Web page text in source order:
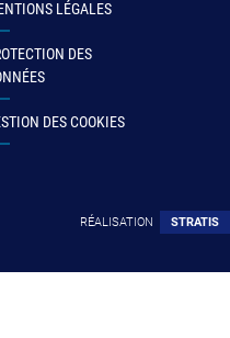
LÉGALES
DES
DES COOKIES
RÉALISATION STRATIS